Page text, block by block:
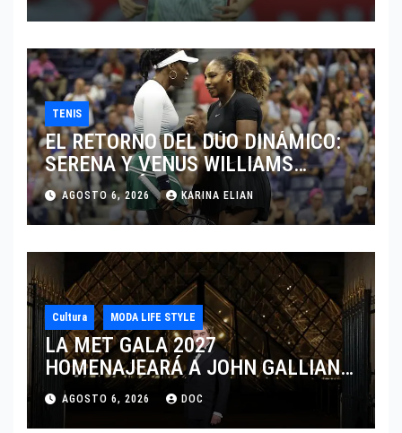
TENIS
EL RETORNO DEL DÚO DINÁMICO:
SERENA Y VENUS WILLIAMS
DISPUTARÁN LOS DOBLES EN
CINCINNATI 2026
AGOSTO 6, 2026 KARINA ELIAN
Cultura MODA LIFE STYLE
LA MET GALA 2027
HOMENAJEARÁ A JOHN GALLIANO
MARCANDO EL REGRESO DEL REY
DEL DRAMATISMO
AGOSTO 6, 2026 DOC